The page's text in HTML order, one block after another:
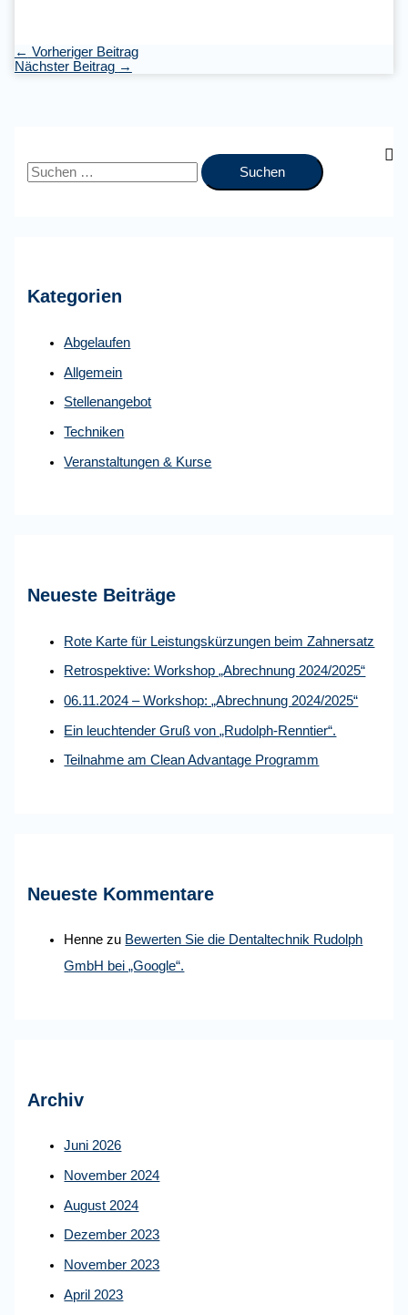
← Vorheriger Beitrag
Nächster Beitrag →
S
n
Kategorien
Abgelaufen
Allgemein
Stellenangebot
Techniken
Veranstaltungen & Kurse
Neueste Beiträge
Rote Karte für Leistungskürzungen beim Zahnersatz
Retrospektive: Workshop „Abrechnung 2024/2025“
06.11.2024 – Workshop: „Abrechnung 2024/2025“
Ein leuchtender Gruß von „Rudolph-Renntier“.
Teilnahme am Clean Advantage Programm
Neueste Kommentare
Henne zu Bewerten Sie die Dentaltechnik Rudolph
GmbH bei „Google“.
Archiv
Juni 2026
November 2024
August 2024
Dezember 2023
November 2023
April 2023